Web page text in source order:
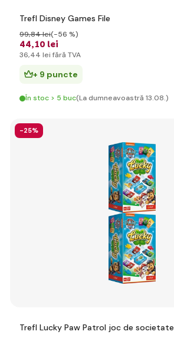
Trefl Disney Games File
44,10 lei
99,84 lei(-56 %)
36,44 lei fără TVA
+ 9 puncte
În stoc > 5 buc(La dumneavoastră 13.08.)
-25%
Trefl Lucky Paw Patrol joc de societate